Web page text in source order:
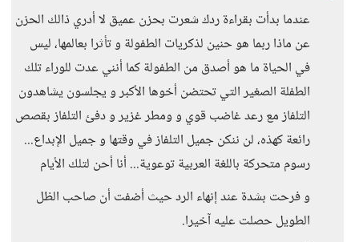
عندما بدأت بقراءة ردك شعرت بحزن عميق لا أدري ذالك الحزن
عن ماذا ربما هو حنين لذكريات الطفولة و تأثرا بعالمها، ليس
في الحياة ما هو أصدق من الطفولة كما أنني عدت للوراء تلك
الطفلة الصغير التي تحتضن أخوها الأكبر و يجلسون يشاهدون
التلفاز مع رعد غاضب قوي و ومطر غزير و دفئ التلفاز بقصص
رائعة كهذه، لن ننكن جميل التلفاز في وقتها و جميل الإبداع...
رسوم متحركة باللغة العربية توعوية... أنا أحن لتلك الأيام
و فرحت بشدة عند إنهاء الرد حيث أضفت أن صاحب الظل
الطويل حصلت عليه آخيرا.